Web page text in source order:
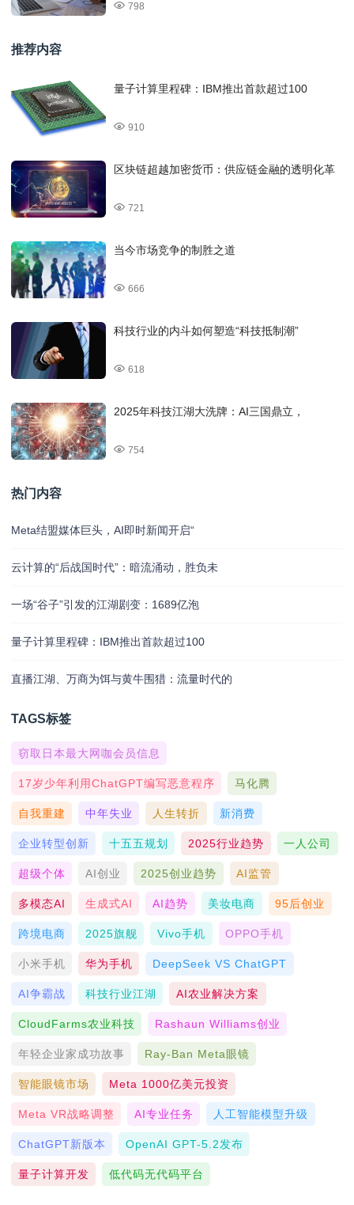
798
推荐内容
量子计算里程碑：IBM推出首款超过100
910
区块链超越加密货币：供应链金融的透明化革
721
当今市场竞争的制胜之道
666
科技行业的内斗如何塑造“科技抵制潮”
618
2025年科技江湖大洗牌：AI三国鼎立，
754
热门内容
Meta结盟媒体巨头，AI即时新闻开启“
云计算的“后战国时代”：暗流涌动，胜负未
一场“谷子”引发的江湖剧变：1689亿泡
量子计算里程碑：IBM推出首款超过100
直播江湖、万商为饵与黄牛围猎：流量时代的
TAGS标签
窃取日本最大网咖会员信息
17岁少年利用ChatGPT编写恶意程序 马化腾
自我重建 中年失业 人生转折 新消费
企业转型创新 十五五规划 2025行业趋势 一人公司
超级个体 AI创业 2025创业趋势 AI监管
多模态AI 生成式AI AI趋势 美妆电商 95后创业
跨境电商 2025旗舰 Vivo手机 OPPO手机
小米手机 华为手机 DeepSeek VS ChatGPT
AI争霸战 科技行业江湖 AI农业解决方案
CloudFarms农业科技 Rashaun Williams创业
年轻企业家成功故事 Ray-Ban Meta眼镜
智能眼镜市场 Meta 1000亿美元投资
Meta VR战略调整 AI专业任务 人工智能模型升级
ChatGPT新版本 OpenAI GPT-5.2发布
量子计算开发 低代码无代码平台